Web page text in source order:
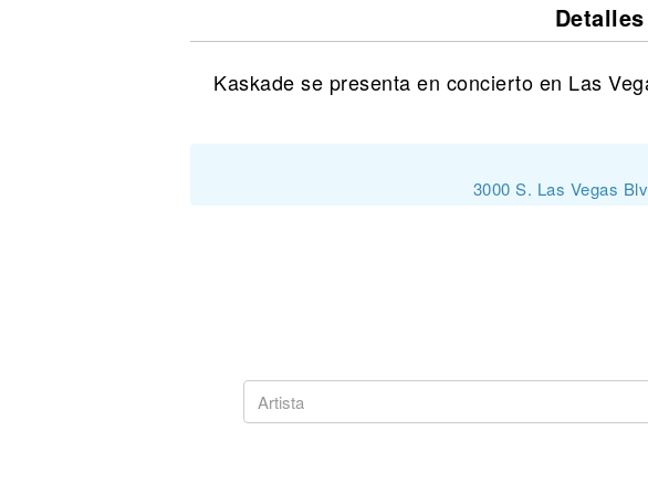
Kaskade se presenta en concierto en Las
3000 S. Las Vegas